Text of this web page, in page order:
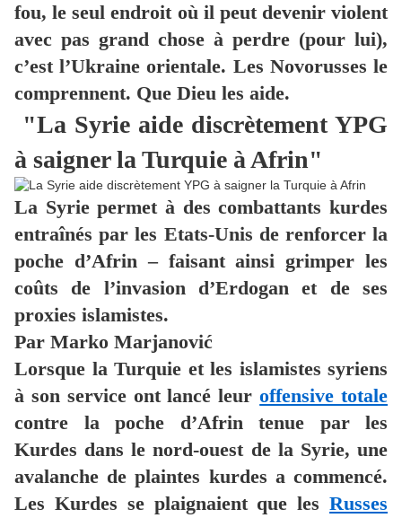
fou, le seul endroit où il peut devenir violent
avec pas grand chose à perdre (pour lui),
c’est l’Ukraine orientale. Les Novorusses le
comprennent. Que Dieu les aide.
"La Syrie aide discrètement YPG
à saigner la Turquie à Afrin"
La Syrie permet à des combattants kurdes
entraînés par les Etats-Unis de renforcer la
poche d’Afrin – faisant ainsi grimper les
coûts de l’invasion d’Erdogan et de ses
proxies islamistes.
Par Marko Marjanović
Lorsque la Turquie et les islamistes syriens
à son service ont lancé leuroffensive totale
contre la poche d’Afrin tenue par les
Kurdes dans le nord-ouest de la Syrie, une
avalanche de plaintes kurdes a commencé.
Les Kurdes se plaignaient que les Russes